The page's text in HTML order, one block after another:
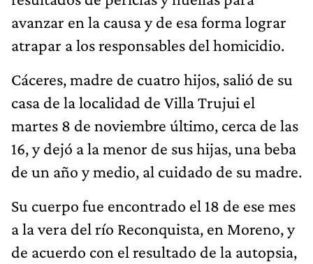
avanzar en la causa y de esa forma lograr
atrapar a los responsables del homicidio.
Cáceres, madre de cuatro hijos, salió de su
casa de la localidad de Villa Trujui el
martes 8 de noviembre último, cerca de las
16, y dejó a la menor de sus hijas, una beba
de un año y medio, al cuidado de su madre.
Su cuerpo fue encontrado el 18 de ese mes
a la vera del río Reconquista, en Moreno, y
de acuerdo con el resultado de la autopsia,